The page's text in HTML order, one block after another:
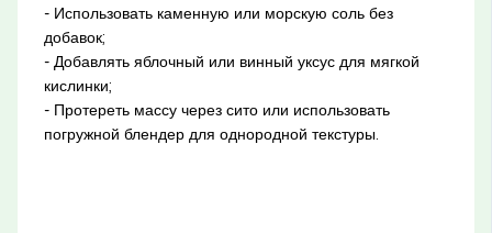
- Использовать каменную или морскую соль без
добавок;
- Добавлять яблочный или винный уксус для мягкой
кислинки;
- Протереть массу через сито или использовать
погружной блендер для однородной текстуры.